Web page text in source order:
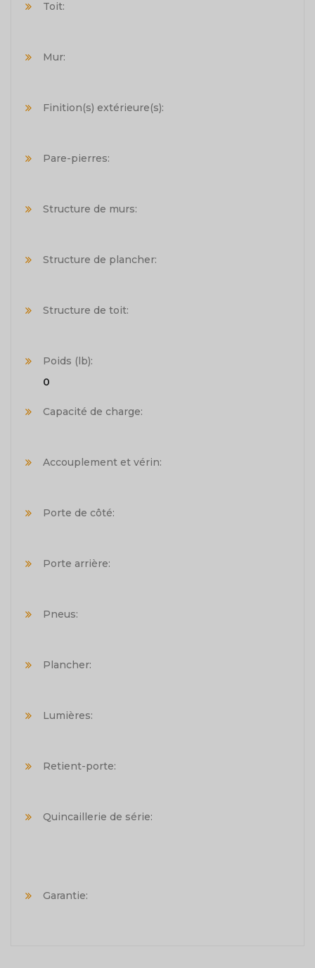
Toit:
Mur:
Finition(s) extérieure(s):
Pare-pierres:
Structure de murs:
Structure de plancher:
Structure de toit:
Poids (lb):
0
Capacité de charge:
Accouplement et vérin:
Porte de côté:
Porte arrière:
Pneus:
Plancher:
Lumières:
Retient-porte:
Quincaillerie de série:
Garantie: